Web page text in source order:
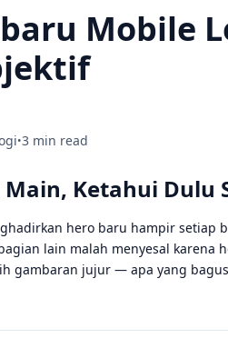
Mobile
•3 min read
Ketahui Dulu
hero baru hampir setiap
lain malah menyesal karena
gambaran jujur — apa yang